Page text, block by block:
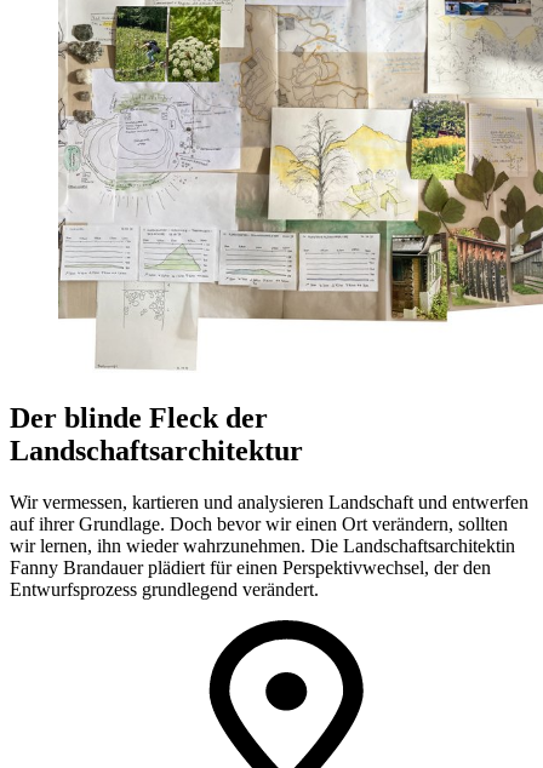
Der blinde Fleck der
Landschaftsarchitektur
Wir vermessen, kartieren und analysieren Landschaft und entwerfen
auf ihrer Grundlage. Doch bevor wir einen Ort verändern, sollten
wir lernen, ihn wieder wahrzunehmen. Die Landschaftsarchitektin
Fanny Brandauer plädiert für einen Perspektivwechsel, der den
Entwurfsprozess grundlegend verändert.